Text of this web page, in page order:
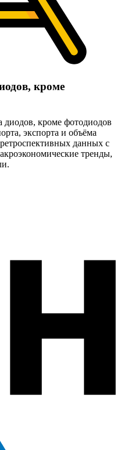
кроме
диодов, кроме фотодиодов
экспорта и объёма
данных с
тренды,